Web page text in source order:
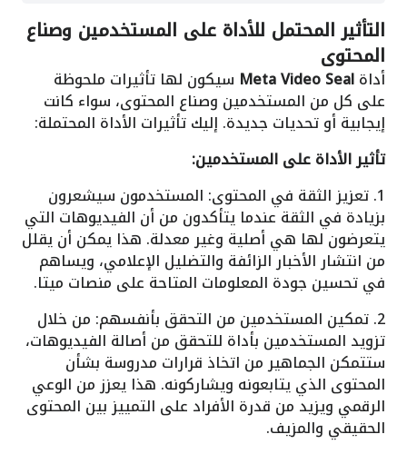
التأثير المحتمل للأداة على المستخدمين وصناع
المحتوى
أداةMeta Video Seal سيكون لها تأثيرات ملحوظة
على كل من المستخدمين وصناع المحتوى، سواء كانت
إيجابية أو تحديات جديدة. إليك تأثيرات الأداة المحتملة:
تأثير الأداة على المستخدمين:
1. تعزيز الثقة في المحتوى: المستخدمون سيشعرون
بزيادة في الثقة عندما يتأكدون من أن الفيديوهات التي
يتعرضون لها هي أصلية وغير معدلة. هذا يمكن أن يقلل
من انتشار الأخبار الزائفة والتضليل الإعلامي، ويساهم
في تحسين جودة المعلومات المتاحة على منصات ميتا.
2. تمكين المستخدمين من التحقق بأنفسهم: من خلال
تزويد المستخدمين بأداة للتحقق من أصالة الفيديوهات،
ستتمكن الجماهير من اتخاذ قرارات مدروسة بشأن
المحتوى الذي يتابعونه ويشاركونه. هذا يعزز من الوعي
الرقمي ويزيد من قدرة الأفراد على التمييز بين المحتوى
الحقيقي والمزيف.